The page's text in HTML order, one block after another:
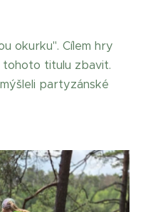
okurku". Cílem hry
tohoto titulu zbavit.
partyzánské